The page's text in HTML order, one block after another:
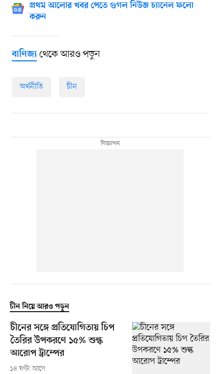
প্রথম আলোর খবর পেতে গুগল নিউজ চ্যানেল ফলো
করুন
বাণিজ্যথেকে আরও পড়ুন
অর্থনীতি চীন
চীন নিয়ে আরও পড়ুন
চীনের সঙ্গে প্রতিযোগিতায় চিপ
তৈরির উপকরণে ১৫% শুল্ক
আরোপ ট্রাম্পের
১৪ ঘণ্টা আগে